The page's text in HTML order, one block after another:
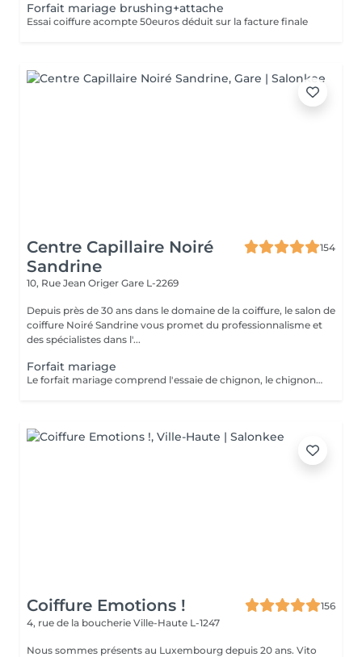
Forfait mariage brushing+attache
Essai coiffure acompte 50euros déduit sur la facture finale
Centre Capillaire Noiré
Sandrine
154
10, Rue Jean Origer Gare L-2269
Depuis près de 30 ans dans le domaine de la coiffure, le salon de
coiffure Noiré Sandrine vous promet du professionnalisme et
des spécialistes dans l'...
Forfait mariage
Le forfait mariage comprend l'essaie de chignon, le chignon, une manucure avec vernis et un maquillage
Coiffure Emotions !
156
4, rue de la boucherie Ville-Haute L-1247
Nous sommes présents au Luxembourg depuis 20 ans. Vito